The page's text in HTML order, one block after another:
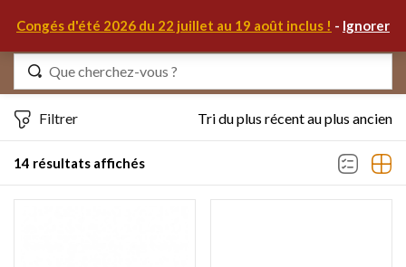
Congés d'été 2026 du 22 juillet au 19 août inclus ! - Ignorer
14 résultats affichés
Filtrer Tri du plus récent au plus ancien
Identifiez-vous